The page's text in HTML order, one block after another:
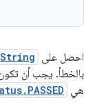
احصل على String
بالخطأ. يجب أن
هي